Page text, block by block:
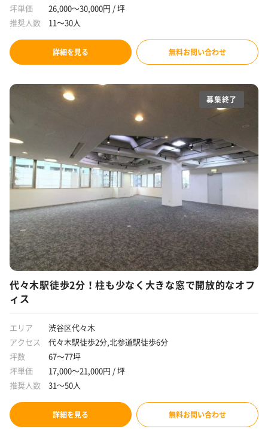
坪単価
26,000～30,000円 / 坪
推奨人数
11～30人
詳細を見る 無料お問い合わせ
募集終了
代々木駅徒歩2分！柱も少なく大きな窓で開放的なオフ
ィス
エリア
渋谷区代々木
アクセス
代々木駅徒歩2分,北参道駅徒歩6分
坪数
67～77坪
坪単価
17,000～21,000円 / 坪
推奨人数
31～50人
詳細を見る 無料お問い合わせ